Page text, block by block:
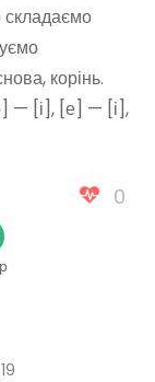
корінь.
— [і], [е] — [і],
0
до